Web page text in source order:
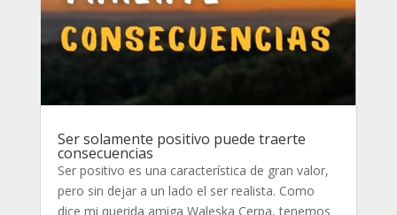
Ser solamente positivo puede traerte
consecuencias
Ser positivo es una característica de gran valor,
pero sin dejar a un lado el ser realista. Como
dice mi querida amiga Waleska Cerpa, tenemos